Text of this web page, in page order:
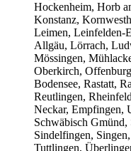
Hockenheim, Horb
Konstanz,
Leimen, Leinfelden-
Allgäu, Lörrach,
Mössingen,
Oberkirch,
Bodensee, Rastatt,
Reutlingen,
Neckar, Empfingen,
Schwäbisch
Sindelfingen,
Tuttlingen,